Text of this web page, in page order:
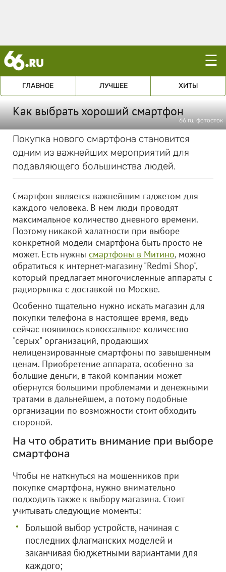
☰
ГЛАВНОЕ ЛУЧШЕЕ ХИТЫ
Как выбрать хороший смартфон
66.ru, фотосток
Покупка нового смартфона становится
одним из важнейших мероприятий для
подавляющего большинства людей.
Смартфон является важнейшим гаджетом для
каждого человека. В нем люди проводят
максимальное количество дневного времени.
Поэтому никакой халатности при выборе
конкретной модели смартфона быть просто не
может. Есть нужны смартфоны в Митино, можно
обратиться к интернет-магазину "Redmi Shop",
который предлагает многочисленные аппараты с
радиорынка с доставкой по Москве.
Особенно тщательно нужно искать магазин для
покупки телефона в настоящее время, ведь
сейчас появилось колоссальное количество
"серых" организаций, продающих
нелицензированные смартфоны по завышенным
ценам. Приобретение аппарата, особенно за
большие деньги, в такой компании может
обернутся большими проблемами и денежными
тратами в дальнейшем, а потому подобные
организации по возможности стоит обходить
стороной.
На что обратить внимание при выборе
смартфона
Чтобы не наткнуться на мошенников при
покупке смартфона, нужно внимательно
подходить также к выбору магазина. Стоит
учитывать следующие моменты:
Большой выбор устройств, начиная с
последних флагманских моделей и
заканчивая бюджетными вариантами для
каждого;